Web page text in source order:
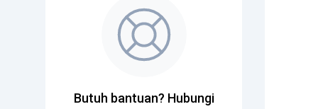
Butuh bantuan? Hubungi